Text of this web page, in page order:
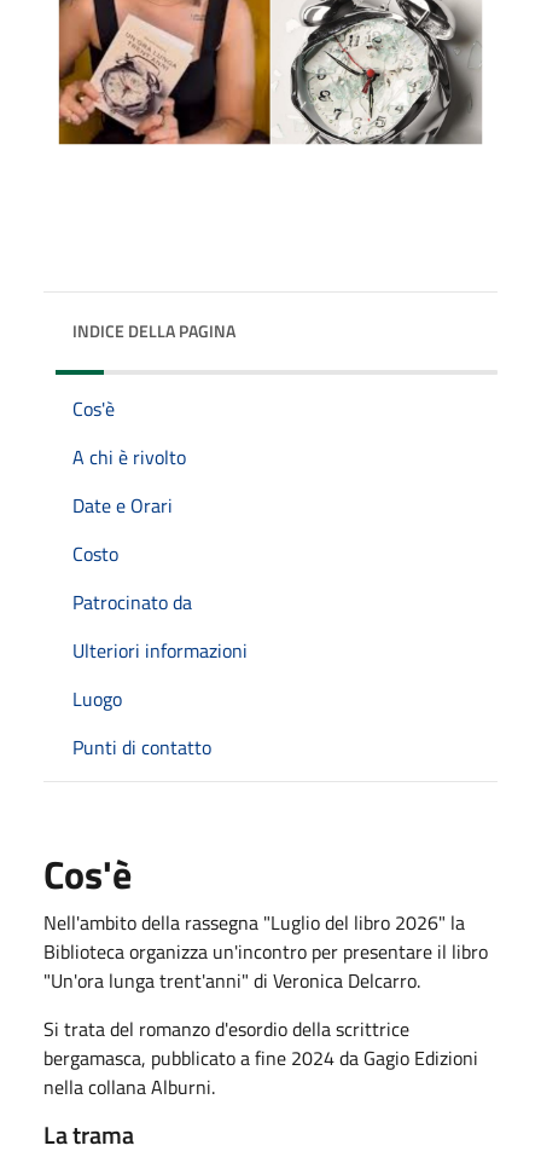
INDICE DELLA PAGINA
Cos'è
A chi è rivolto
Date e Orari
Costo
Patrocinato da
Ulteriori informazioni
Luogo
Punti di contatto
Cos'è
Nell'ambito della rassegna "Luglio del libro 2026" la
Biblioteca organizza un'incontro per presentare il libro
"Un'ora lunga trent'anni" di Veronica Delcarro.
Si trata del romanzo d'esordio della scrittrice
bergamasca, pubblicato a fine 2024 da Gagio Edizioni
nella collana Alburni.
La trama